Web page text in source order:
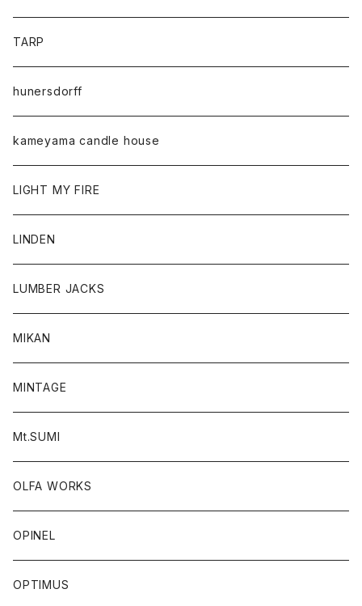
TARP
hunersdorff
kameyama candle house
LIGHT MY FIRE
LINDEN
LUMBER JACKS
MIKAN
MINTAGE
Mt.SUMI
OLFA WORKS
OPINEL
OPTIMUS